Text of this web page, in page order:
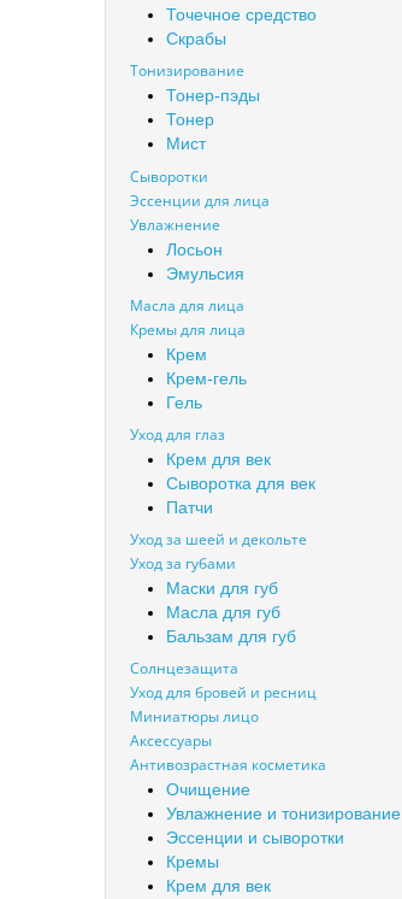
Точечное средство
Скрабы
Тонизирование
Тонер-пэды
Тонер
Мист
Сыворотки
Эссенции для лица
Увлажнение
Лосьон
Эмульсия
Масла для лица
Кремы для лица
Крем
Крем-гель
Гель
Уход для глаз
Крем для век
Сыворотка для век
Патчи
Уход за шеей и декольте
Уход за губами
Маски для губ
Масла для губ
Бальзам для губ
Солнцезащита
Уход для бровей и ресниц
Миниатюры лицо
Аксессуары
Антивозрастная косметика
Очищение
Увлажнение и тонизирование
Эссенции и сыворотки
Кремы
Крем для век